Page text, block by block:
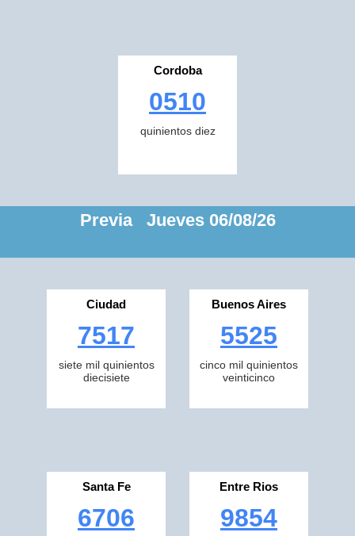
Cordoba
0510
quinientos diez
Previa Jueves 06/08/26
Ciudad
7517
siete mil quinientos
diecisiete
Buenos Aires
5525
cinco mil quinientos
veinticinco
Santa Fe
6706
Entre Rios
9854